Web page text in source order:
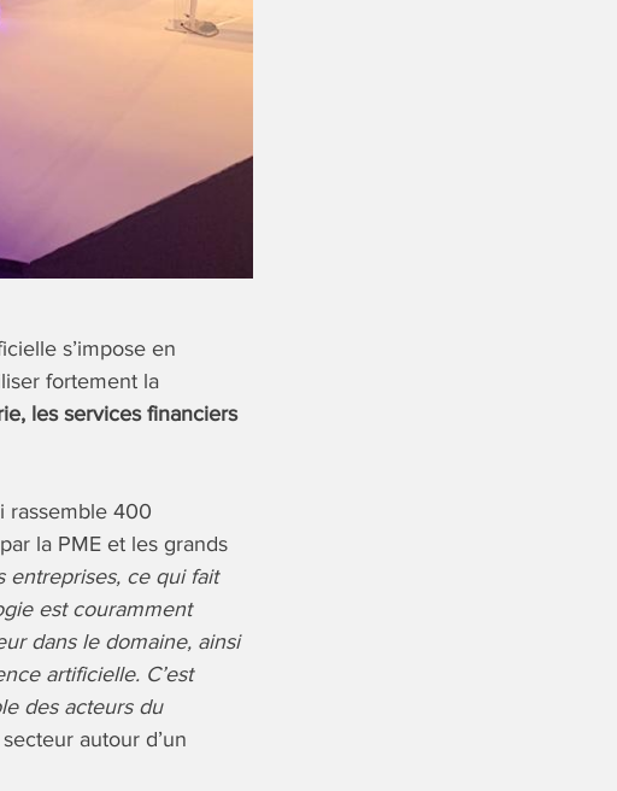
s’impose en
fortement la
les services financiers
rassemble 400
la PME et les grands
entreprises, ce qui fait
est couramment
dans le domaine, ainsi
artificielle. C’est
des acteurs du
autour d’un